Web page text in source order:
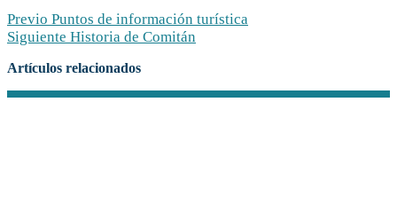
Previo Puntos de información turística
Siguiente Historia de Comitán
Artículos relacionados